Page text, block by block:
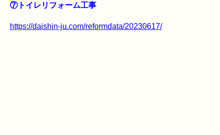
⑦トイレリフォーム工事
https://daishin-ju.com/reformdata/20230617/